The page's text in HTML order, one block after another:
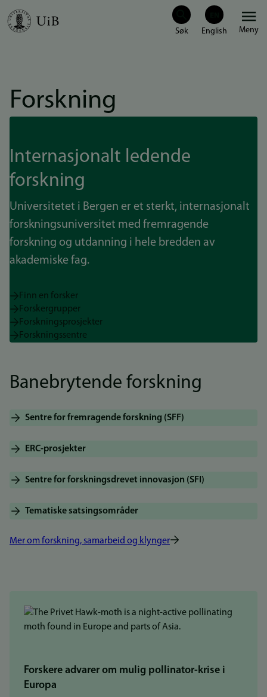
Hopp
Meny
Forskning
Internasjonalt ledende
forskning
Universitetet i Bergen er et sterkt, internasjonalt
forskningsuniversitet med fremragende
forskning og utdanning i hele bredden av
akademiske fag.
Finn en forsker
Forskergrupper
Forskningsprosjekter
Forskningssentre
Banebrytende forskning
Sentre for fremragende forskning (SFF)
ERC-prosjekter
Sentre for forskningsdrevet innovasjon (SFI)
Tematiske satsingsområder
Mer om forskning, samarbeid og klynger
Forskere advarer om mulig pollinator-krise i
Europa